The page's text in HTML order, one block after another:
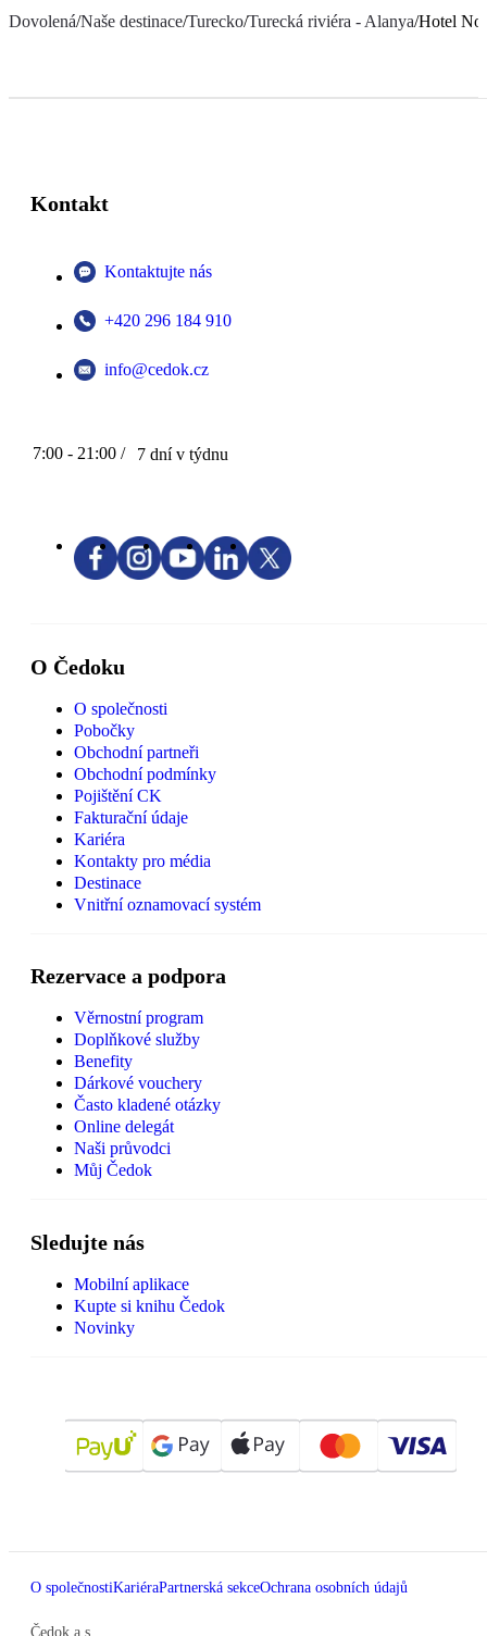
Dovolená/Naše destinace/Turecko/Turecká riviéra - Alanya/Hotel
Kontakt
Kontaktujte nás
+420 296 184 910
info@cedok.cz
7:00 - 21:00 / 7 dní v týdnu
O Čedoku
O společnosti
Pobočky
Obchodní partneři
Obchodní podmínky
Pojištění CK
Fakturační údaje
Kariéra
Kontakty pro média
Destinace
Vnitřní oznamovací systém
Rezervace a podpora
Věrnostní program
Doplňkové služby
Benefity
Dárkové vouchery
Často kladené otázky
Online delegát
Naši průvodci
Můj Čedok
Sledujte nás
Mobilní aplikace
Kupte si knihu Čedok
Novinky
O společnostiKariéraPartnerská sekceOchrana osobních údajů
Čedok a.s